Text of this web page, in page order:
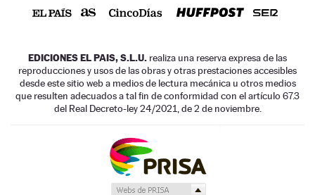
EDICIONES EL PAIS, S.L.U. realiza una reserva expresa de las
reproducciones y usos de las obras y otras prestaciones accesibles
desde este sitio web a medios de lectura mecánica u otros medios
que resulten adecuados a tal fin de conformidad con el artículo 67.3
del Real Decreto-ley 24/2021, de 2 de noviembre.